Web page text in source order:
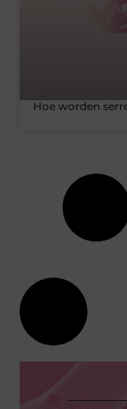
Hoe worden